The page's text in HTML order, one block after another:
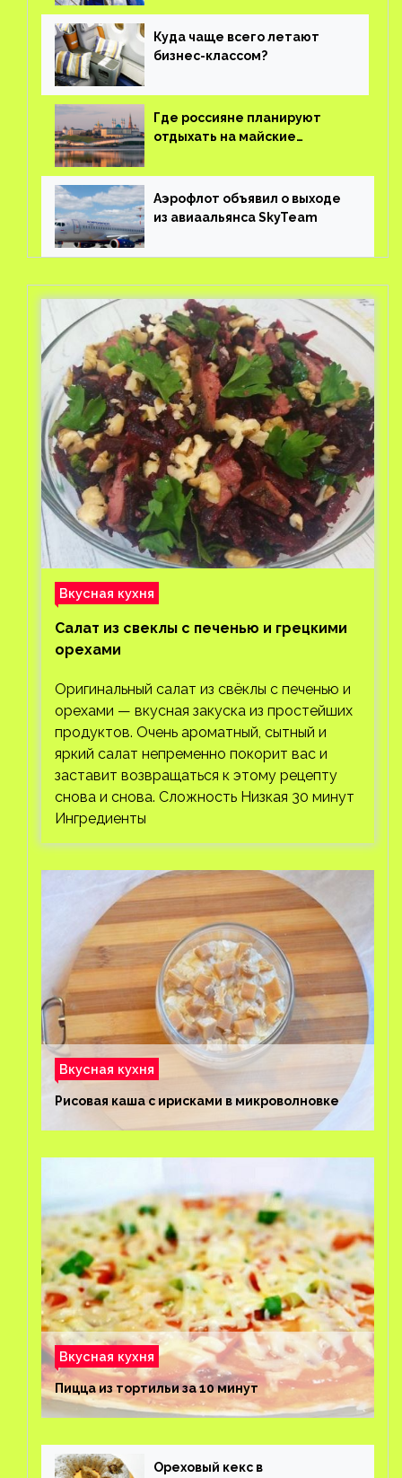
Куда чаще всего летают
бизнес-классом?
Где россияне планируют
отдыхать на майские
Аэрофлот объявил о выходе
из авиаальянса SkyTeam
Вкусная кухня
Салат из свеклы с печенью и грецкими
орехами
Оригинальный салат из свёклы с печенью и
орехами — вкусная закуска из простейших
продуктов. Очень ароматный, сытный и
яркий салат непременно покорит вас и
заставит возвращаться к этому рецепту
снова и снова. Сложность Низкая 30 минут
Ингредиенты
Вкусная кухня
Рисовая каша с ирисками в микроволновке
Вкусная кухня
Пицца из тортильи за 10 минут
Ореховый кекс в